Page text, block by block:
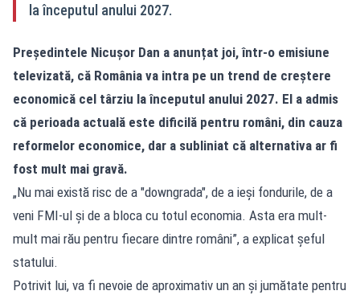
la începutul anului 2027.
Președintele Nicușor Dan a anunțat joi, într-o emisiune
televizată, că România va intra pe un trend de creștere
economică cel târziu la începutul anului 2027. El a admis
că perioada actuală este dificilă pentru români, din cauza
reformelor economice, dar a subliniat că alternativa ar fi
fost mult mai gravă.
„Nu mai există risc de a "downgrada", de a ieși fondurile, de a
veni FMI-ul și de a bloca cu totul economia. Asta era mult-
mult mai rău pentru fiecare dintre români”, a explicat șeful
statului.
Potrivit lui, va fi nevoie de aproximativ un an și jumătate pentru